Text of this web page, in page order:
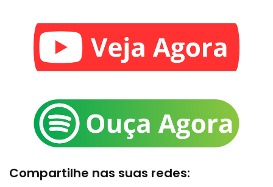
Compartilhe nas suas redes: